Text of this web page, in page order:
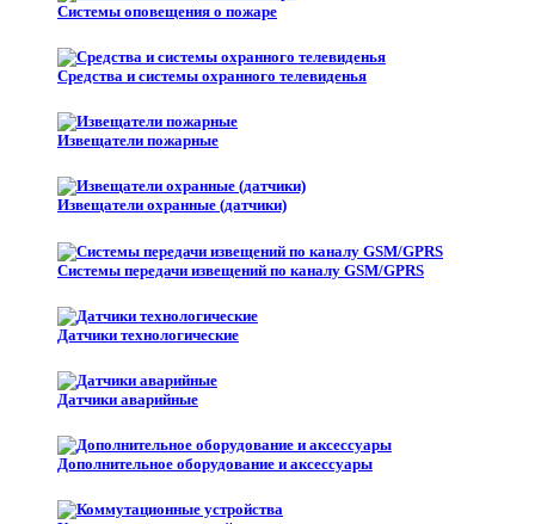
Системы оповещения о пожаре
Средства и системы охранного телевиденья
Извещатели пожарные
Извещатели охранные (датчики)
Системы передачи извещений по каналу GSM/GPRS
Датчики технологические
Датчики аварийные
Дополнительное оборудование и аксессуары